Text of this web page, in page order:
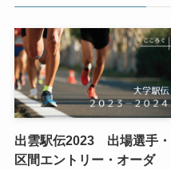
出雲駅伝2023 出場選手・
区間エントリー・オーダ